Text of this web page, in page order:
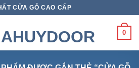
CỬA GỖ CAO CẤP
0